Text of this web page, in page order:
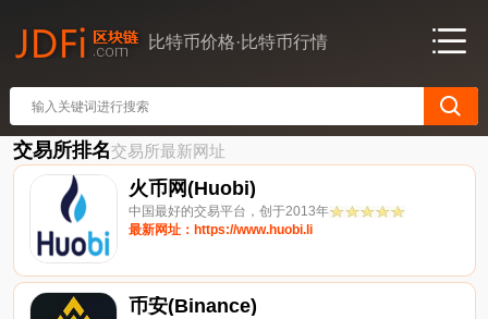
比特币价格·比特币行情
交易所排名交易所最新网址
火币网(Huobi)
中国最好的交易平台，创于2013年
最新网址：https://www.huobi.li
币安(Binance)